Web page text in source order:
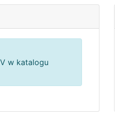
w katalogu